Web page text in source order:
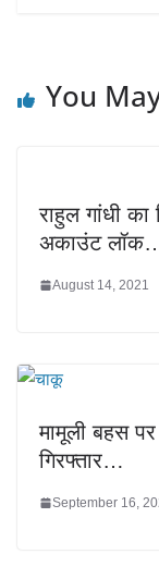
You
राहुल गांधी
अकाउंट
August 14, 2021
मामूली बहस
गिरफ्तार…
September 16,